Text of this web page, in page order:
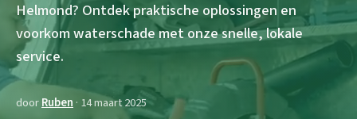
Helmond? Ontdek praktische oplossingen en
voorkom waterschade met onze snelle, lokale
service.
doorRuben · 14 maart 2025